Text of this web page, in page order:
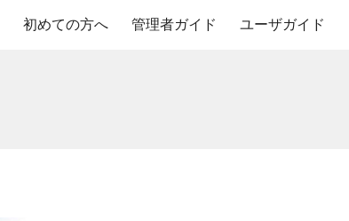
Skip to navigation
初めての方へ 管理者ガイド ユーザガイド